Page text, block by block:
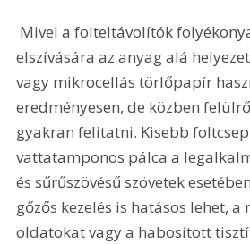
elszívására az anyag alá
vagy mikrocellás törlőpapír
eredményesen, de közben
gyakran felitatni. Kisebb
vattatamponos pálca a
és sűrűszövésű szövetek
gőzős kezelés is hatásos lehet, a
oldatokat vagy a habosított